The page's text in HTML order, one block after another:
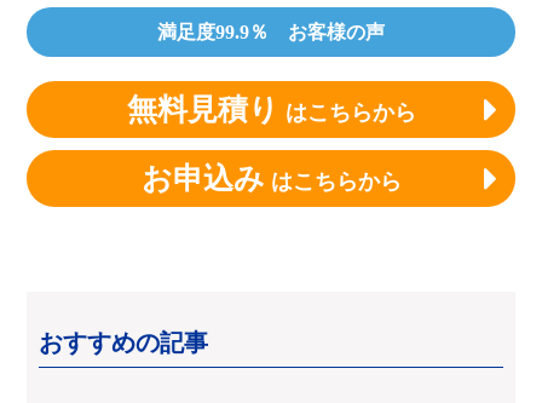
満足度99.9％ お客様の声
無料見積り はこちらから
お申込み はこちらから
おすすめの記事